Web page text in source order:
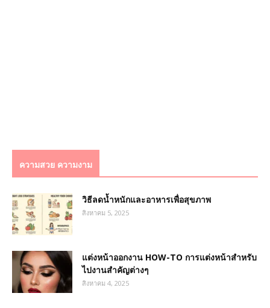
ความสวย ความงาม
วิธีลดน้ำหนักและอาหารเพื่อสุขภาพ
สิงหาคม 5, 2025
แต่งหน้าออกงาน HOW-TO การแต่งหน้าสำหรับ
ไปงานสำคัญต่างๆ
สิงหาคม 4, 2025